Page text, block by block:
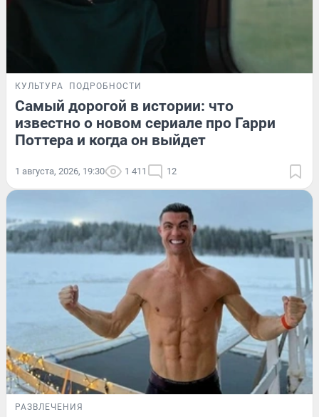
КУЛЬТУРА ПОДРОБНОСТИ
Самый дорогой в истории: что
известно о новом сериале про Гарри
Поттера и когда он выйдет
1 августа, 2026, 19:30 1 411 12
РАЗВЛЕЧЕНИЯ